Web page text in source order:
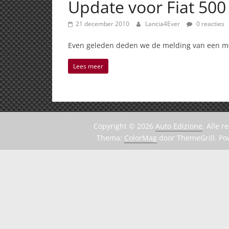
Update voor Fiat
21 december 2010 Lancia4Ever 0 reacties
Even geleden deden we de melding van een
Lees meer
Copyright © 2026 Auto Edizione. Alle
Thema: ColorMag door ThemeGrill.